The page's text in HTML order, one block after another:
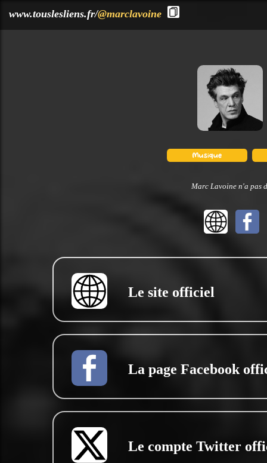
www.touslesliens.fr/@marclavoine
Marc Lavoine n'a pas
Le site officiel
La page Facebook
Le compte Twitter